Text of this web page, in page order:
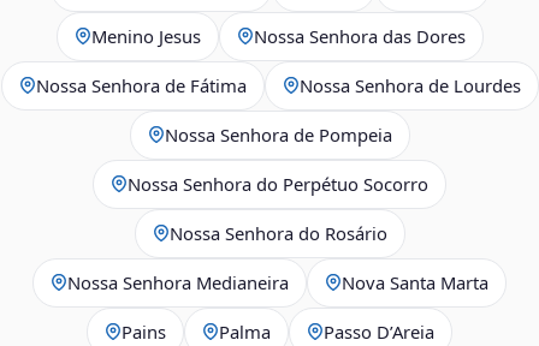
Menino Jesus Nossa Senhora das Dores
Nossa Senhora de Fátima Nossa Senhora de Lourdes
Nossa Senhora de Pompeia
Nossa Senhora do Perpétuo Socorro
Nossa Senhora do Rosário
Nossa Senhora Medianeira Nova Santa Marta
Pains Palma Passo D’Areia